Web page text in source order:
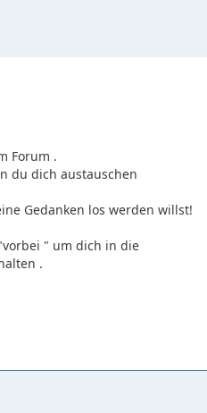
Forum .
du dich austauschen
Gedanken los werden willst!
" um dich in die
.